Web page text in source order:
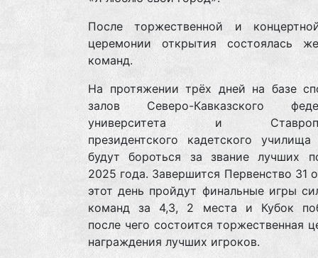
После торжественной и
церемонии открытия состоялась
команд.
На протяжении трёх дней на базе
залов Северо-Кавказского
университета и
президентского кадетского
будут бороться за звание лучших
2025 года. Завершится Первенство 31
этот день пройдут финальные игры
команд за 4,3, 2 места и Кубок
после чего состоится торжественная
награждения лучших игроков.